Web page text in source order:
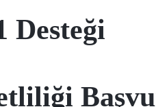
Desteği